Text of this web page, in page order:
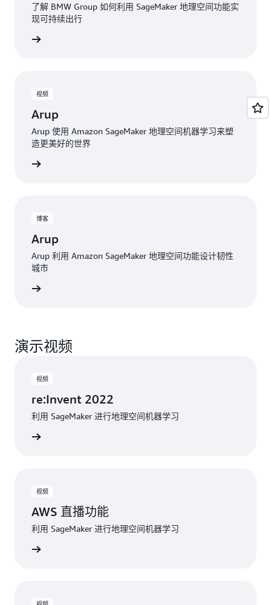
了解 BMW Group 如何利用 SageMaker 地理空间功能实
现可持续出行
视频
Arup
Arup 使用 Amazon SageMaker 地理空间机器学习来塑
造更美好的世界
博客
Arup
Arup 利用 Amazon SageMaker 地理空间功能设计韧性
城市
演示视频
视频
re:Invent 2022
利用 SageMaker 进行地理空间机器学习
视频
AWS 直播功能
利用 SageMaker 进行地理空间机器学习